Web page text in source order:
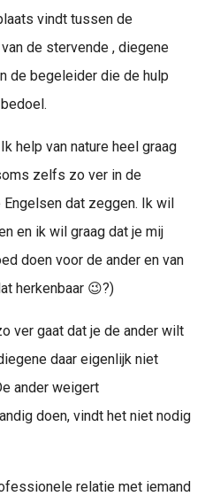
vindt tussen de
de stervende , diegene
de begeleider die de hulp
help van nature heel graag
zelfs zo ver in de
dat zeggen. Ik wil
en ik wil graag dat je mij
doen voor de ander en van
herkenbaar 😉?)
ver gaat dat je de ander wilt
daar eigenlijk niet
ander weigert
doen, vindt het niet nodig
relatie met iemand